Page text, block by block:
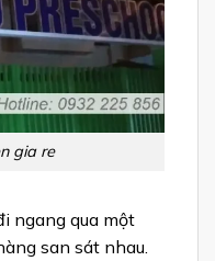
gia re
ngang qua một
san sát nhau.